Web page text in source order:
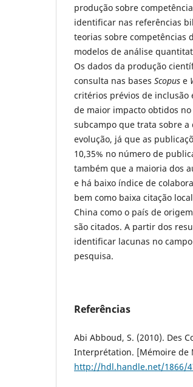
produção sobre
identificar nas referências
teorias sobre competências
modelos de análise
Os dados da produção
consulta nas bases Scopus e
critérios prévios de inclusão
de maior impacto obtidos
subcampo que trata sobre
evolução, já que as
10,35% no número de
também que a maioria dos
e há baixo índice de
bem como baixa citação
China como o país de
são citados. A partir dos
identificar lacunas no
pesquisa.
Referências
Abi Abboud, S. (2010). Des
Interprétation. [Mémoire de
http://hdl.handle.net/1866/